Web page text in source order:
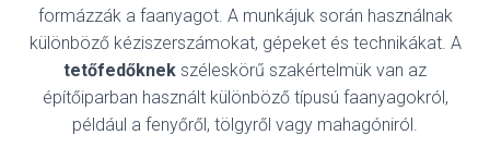
formázzák a faanyagot. A munkájuk során használnak
különböző kéziszerszámokat, gépeket és technikákat. A
tetőfedőknek széleskörű szakértelmük van az
építőiparban használt különböző típusú faanyagokról,
például a fenyőről, tölgyről vagy mahagóniról.